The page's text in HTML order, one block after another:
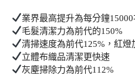
業界最高提升為每分鐘
毛髮清潔力為前代的150%
清掃速度為前代125%，紅燈
立體布織品清潔更快速
灰塵掃除力為前代112%